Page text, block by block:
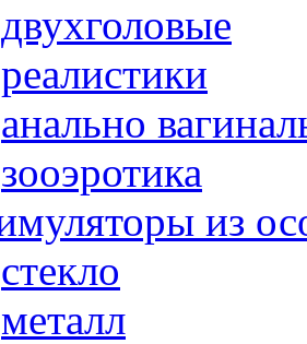
двухголовые
реалистики
анально
зооэротика
из
стекло
металл